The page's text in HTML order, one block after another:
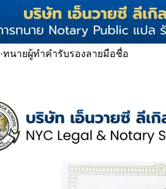
·ทนายผู้ทำคำรับรองลายมือชื่อ